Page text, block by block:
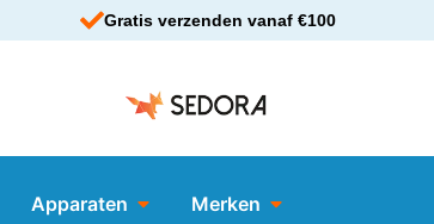
Gratis verzenden vanaf €100
Apparaten Merken